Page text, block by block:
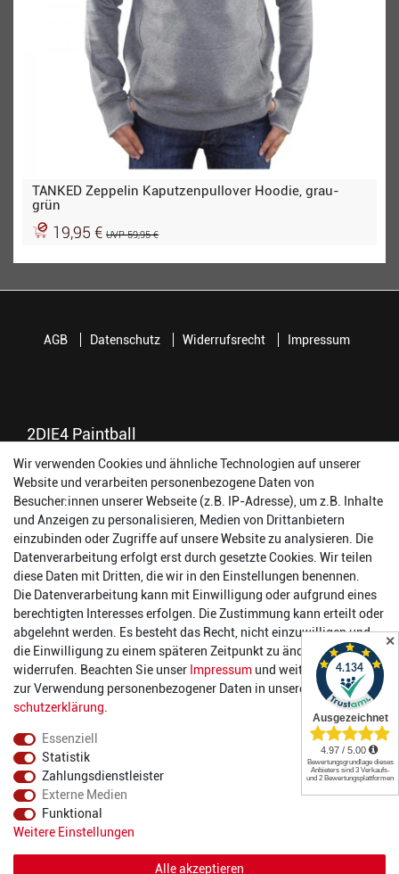
TANKED Zeppelin Kaputzenpullover Hoodie, grau-
grün
19,95 €UVP 59,95 €
2DIE4 Paintball
56457 Westerburg
Reinhold-Ferger-Straße 26
order@2die4-sports.com
0 26 63/ 9 68 69 37
Öffnungszeiten
Montag:
14:00 - 17:00 Uhr
Dienstag:
14:00 - 17:00 Uhr
Mittwoch:
14:00 - 17:00 Uhr
Donnerstag:
14:00 - 17:00 Uhr
Freitag:
14:00 - 19:00 Uhr
Samstag:
10:00 - 17:00 Uhr
AGB Datenschutz Widerrufsrecht Impressum
Wir verwenden Cookies und ähnliche Technologien auf unserer
Website und verarbeiten personenbezogene Daten von
Besucher:innen unserer Webseite (z.B. IP-Adresse), um z.B. Inhalte
und Anzeigen zu personalisieren, Medien von Drittanbietern
einzubinden oder Zugriffe auf unsere Website zu analysieren. Die
Datenverarbeitung erfolgt erst durch gesetzte Cookies. Wir teilen
diese Daten mit Dritten, die wir in den Einstellungen benennen.
Die Datenverarbeitung kann mit Einwilligung oder aufgrund eines
berechtigten Interesses erfolgen. Die Zustimmung kann erteilt oder
abgelehnt werden. Es besteht das Recht, nicht einzuwilligen und
die Einwilligung zu einem späteren Zeitpunkt zu ändern oder zu
widerrufen. Beachten Sie unser Impressum und weitere Hinweise
zur Verwendung personenbezogener Daten in unserer
Daten­
schutz­erklärung
Essenziell
Statistik
Zahlungsdienstleister
Externe Medien
Funktional
Weitere Einstellungen
Alle akzeptieren
✕